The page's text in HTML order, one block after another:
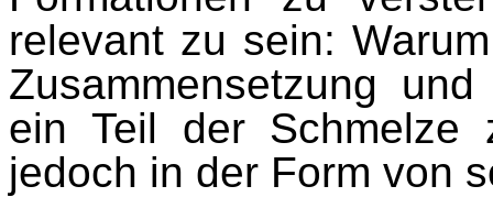
relevant zu sein:
Zusammensetzung
ein Teil der Schmelze
jedoch in der Form von